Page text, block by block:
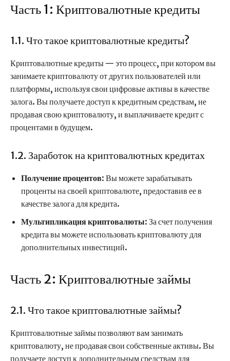
Часть 1: Криптовалютные кредиты
1.1. Что такое криптовалютные кредиты?
Криптовалютные кредиты — это процесс, при котором вы
занимаете криптовалюту от других пользователей или
платформы, используя свои цифровые активы в качестве
залога. Вы получаете доступ к кредитным средствам, не
продавая свою криптовалюту, и выплачиваете кредит с
процентами в будущем.
1.2. Заработок на криптовалютных кредитах
Получение процентов: Вы можете зарабатывать
проценты на своей криптовалюте, предоставив ее в
качестве залога для кредита.
Мультипликация криптовалюты: За счет получения
кредита вы можете использовать криптовалюту для
дополнительных инвестиций.
Часть 2: Криптовалютные займы
2.1. Что такое криптовалютные займы?
Криптовалютные займы позволяют вам занимать
криптовалюту, не продавая свои собственные активы. Вы
получаете доступ к дополнительным средствам для